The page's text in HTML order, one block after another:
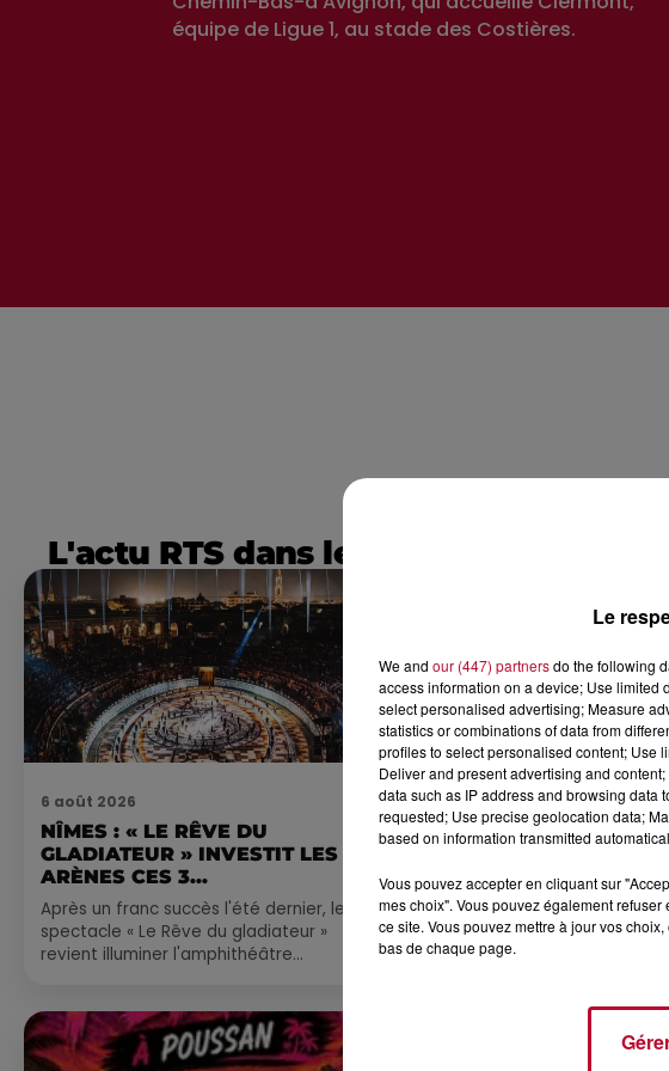
équipe de Ligue 1, au stade des Costières.
L'actu RTS dans le Sud
6 août 2026
NÎMES : « LE RÊVE DU
GLADIATEUR » INVESTIT LES
ARÈNES CES 3...
Après un franc succès l'été dernier, le
spectacle « Le Rêve du gladiateur »
revient illuminer l'amphithéâtre
4 août 2026
FÊTE DE LA POLYNÉSIE
Le
We and our (447) partnersdo the following
access information on a device; Use limited
select personalised advertising; Measure
statistics or combinations of data from
profiles to select personalised content; Use
Deliver and present advertising and
data such as IP address and browsing data
requested; Use precise geolocation data;
based on information transmitted
Vous pouvez accepter en cliquant sur
mes choix". Vous pouvez également
ce site. Vous pouvez mettre à jour vos
bas de chaque page.